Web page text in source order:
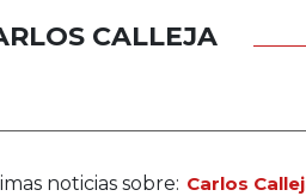
CALLEJA
noticias sobre: Carlos